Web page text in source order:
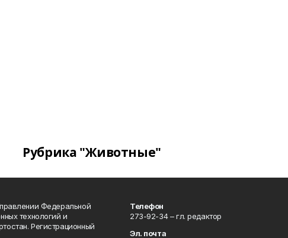
Рубрика "Животные"
Федеральной
технологий и
Регистрационный
Телефон
273-92-34 – гл. редактор
Эл. почта